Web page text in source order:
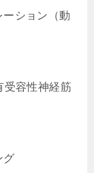
ション（動
受容性神経筋
グ